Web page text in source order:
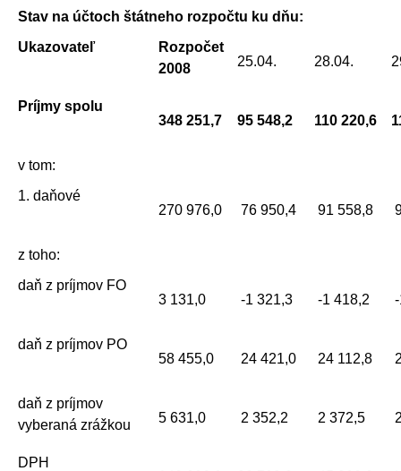
Stav na účtoch štátneho rozpočtu ku dňu:
Ukazovateľ
Rozpočet
2008
25.04. 28.04.
Príjmy spolu
348 251,7
95 548,2 110 220,6
v tom:
1. daňové
270 976,0
76 950,4 91 558,8
z toho:
daň z príjmov FO
3 131,0
-1 321,3 -1 418,2
daň z príjmov PO
58 455,0
24 421,0 24 112,8
daň z príjmov
vyberaná zrážkou
5 631,0 2 352,2 2 372,5
DPH